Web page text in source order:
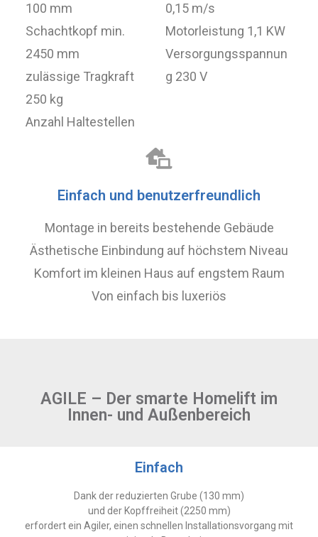
100 mm
Schachtkopf min.
2450 mm
zulässige Tragkraft
250 kg
Anzahl Haltestellen
0,15 m/s
Motorleistung 1,1 KW
Versorgungsspannun
g 230 V
Einfach und benutzerfreundlich
Montage in bereits bestehende Gebäude
Ästhetische Einbindung auf höchstem Niveau
Komfort im kleinen Haus auf engstem Raum
Von einfach bis luxeriös
AGILE – Der smarte Homelift im
Innen- und Außenbereich
Einfach
Dank der reduzierten Grube (130 mm)
und der Kopffreiheit (2250 mm)
erfordert ein Agiler, einen schnellen Installationsvorgang mit